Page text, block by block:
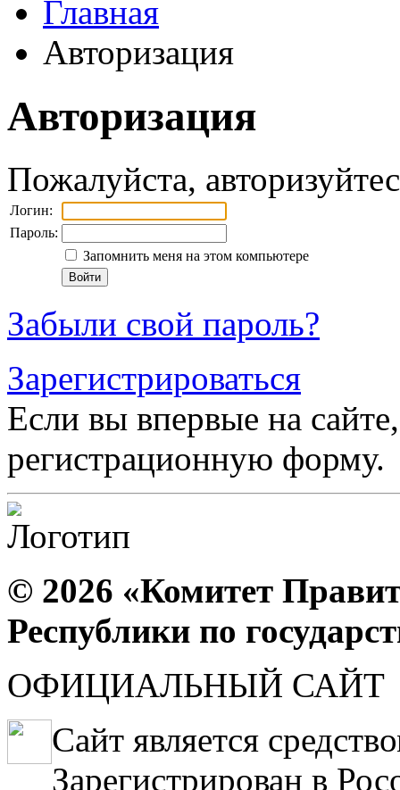
Главная
Авторизация
Авторизация
Пожалуйста,
Логин:
Пароль:
Запомнить меня на этом компьютере
Забыли свой пароль?
Зарегистрироваться
Если вы впервые на
регистрационную форму.
© 2026 «Комитет
Республики по
ОФИЦИАЛЬНЫЙ САЙТ
Сайт является
Зарегистрирован в